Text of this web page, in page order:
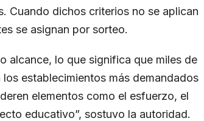
Cuando dichos criterios no se aplican
se asignan por sorteo.
alcance, lo que significa que miles de
establecimientos más demandados
elementos como el esfuerzo, el
educativo”, sostuvo la autoridad.